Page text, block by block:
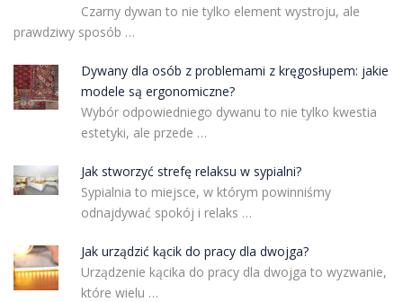
Czarny dywan to nie tylko element wystroju, ale
prawdziwy sposób …
Dywany dla osób z problemami z kręgosłupem: jakie
modele są ergonomiczne?
Wybór odpowiedniego dywanu to nie tylko kwestia
estetyki, ale przede …
Jak stworzyć strefę relaksu w sypialni?
Sypialnia to miejsce, w którym powinniśmy
odnajdywać spokój i relaks …
Jak urządzić kącik do pracy dla dwojga?
Urządzenie kącika do pracy dla dwojga to wyzwanie,
które wielu …